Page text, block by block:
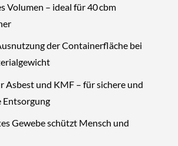
Volumen – ideal für 40 cbm
der Containerfläche bei
Asbest und KMF – für sichere und
Entsorgung
Gewebe schützt Mensch und